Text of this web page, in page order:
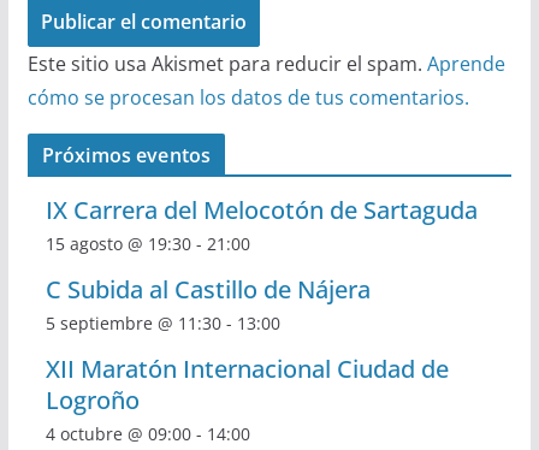
Este sitio usa Akismet para reducir el spam. Aprende
cómo se procesan los datos de tus comentarios.
Próximos eventos
IX Carrera del Melocotón de Sartaguda
15 agosto @ 19:30- 21:00
C Subida al Castillo de Nájera
5 septiembre @ 11:30- 13:00
XII Maratón Internacional Ciudad de
Logroño
4 octubre @ 09:00- 14:00